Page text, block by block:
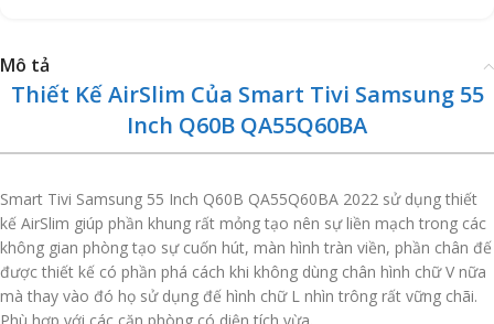
Mô tả
Thiết Kế AirSlim Của Smart Tivi Samsung 55
Inch Q60B QA55Q60BA
Smart Tivi Samsung 55 Inch Q60B QA55Q60BA 2022 sử dụng thiết
kế AirSlim giúp phần khung rất mỏng tạo nên sự liền mạch trong các
không gian phòng tạo sự cuốn hút, màn hình tràn viền, phần chân đế
được thiết kế có phần phá cách khi không dùng chân hình chữ V nữa
mà thay vào đó họ sử dụng đế hình chữ L nhìn trông rất vững chãi.